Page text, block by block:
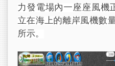
力發電場內一座座風機
立在海上的離岸風機數
所示。